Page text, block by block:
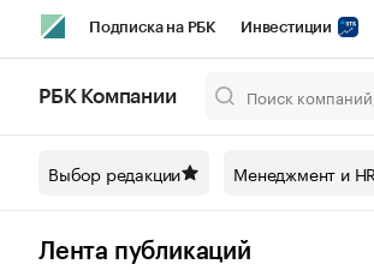
Подписка на РБК Инвестиции
Спецпроекты СПб Конференции
Технологии и медиа
РБК Компании
Выбор редакции Менеджмент и HR
Лента публикаций